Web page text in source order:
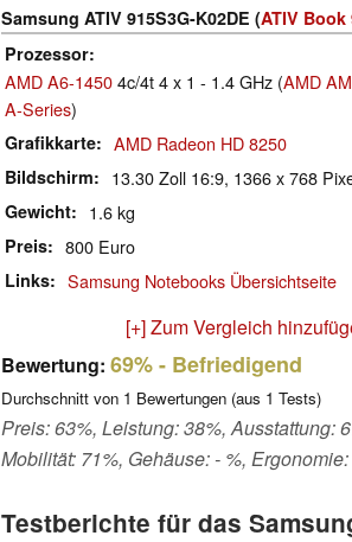
Samsung ATIV 915S3G-K02DE (ATIV Book
Prozessor
AMD A6-14504c/4t 4 x 1 - 1.4 GHz (AMD
A-Series)
Grafikkarte AMD Radeon HD 8250
Bildschirm 13.30 Zoll 16:9, 1366 x 768
Gewicht 1.6 kg
Preis 800 Euro
Links Samsung Notebooks Übersichtseite
[+] Zum Vergleich
Bewertung: 69%- Befriedigend
Durchschnitt von 1 Bewertungen (aus 1 Tests)
Preis: 63%, Leistung: 38%, Ausstattung:
Mobilität: 71%, Gehäuse: - %,
Testberichte für das